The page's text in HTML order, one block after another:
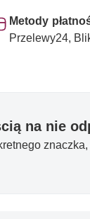
Metody
Przelewy24,
na nie